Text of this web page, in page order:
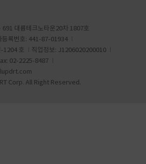
691 대륭테크노타운20차 1807호
등록번호: 441-87-01934
-1204 호
직업정보: J1206020200010
02-2225-8487
Corp. All Right Reserved.